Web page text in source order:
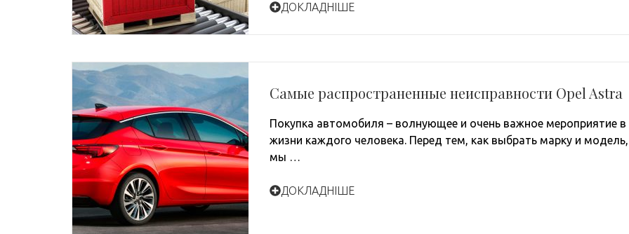
ДОКЛАДНІШЕ
Самые распространенные неисправности Opel Astra
Покупка автомобиля – волнующее и очень важное мероприятие в
жизни каждого человека. Перед тем, как выбрать марку и модель,
мы …
ДОКЛАДНІШЕ